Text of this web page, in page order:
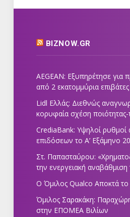
BIZNOW.GR
AEGEAN: Εξυπηρέτησε
από 2 εκατομμύρια
Lidl Ελλάς: Διεθνώς
κορυφαία σχέση ποιότητας-
CrediaBank: Υψηλοί ρυθμοί
επιδόσεων το Α’ Εξάμηνο
Στ. Παπασταύρου:
την ενεργειακή
Ο Όμιλος Qualco Αποκτά
Όμιλος Σαρακάκη:
στην ΕΠΟΜΕΑ Βιλίων